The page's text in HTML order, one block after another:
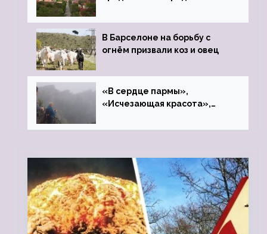
В Барселоне на борьбу с
огнём призвали коз и овец
«В сердце пармы»,
«Исчезающая красота»,